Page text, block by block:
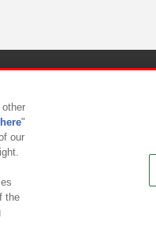
方針
here"
our
the